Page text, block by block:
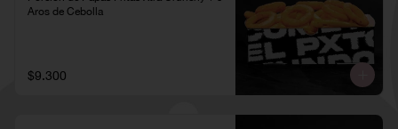
Aros de Cebolla
$9.300